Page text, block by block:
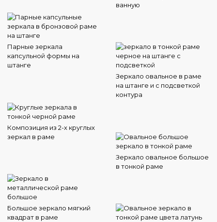
ванную
Парные зеркала
капсульной формы на
штанге
Зеркало овальное в раме
на штанге и с подсветкой
контура
Композиция из 2-х круглых
зеркал в раме
Зеркало овальное большое
в тонкой раме
Большое зеркало мягкий
квадрат в раме